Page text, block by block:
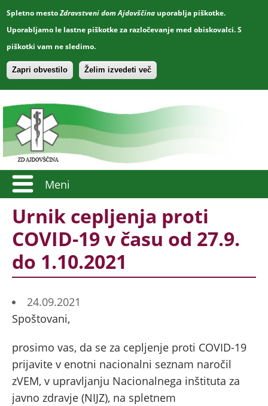
Spletno mestoZdravstveni dom Ajdovščina uporablja piškotke.
Uporabljamo le lastne piškotke za razločevanje med obiskovalci. S
piškotki vam ne sledimo.
Zapri obvestilo Želim izvedeti več
Meni
Urnik cepljenja proti
COVID-19 v času od 27.9.
do 1.10.2021
24.09.2021
Spoštovani,
prosimo vas, da se za cepljenje proti COVID-19
prijavite v enotni nacionalni seznam naročil
zVEM, v upravljanju Nacionalnega inštituta za
javno zdravje (NIJZ), na spletnem